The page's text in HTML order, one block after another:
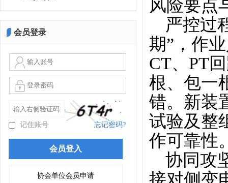
会员登录
记住账号 忘记密码?
风险要点
严控过
期”，作
CT、PT
根、包一
错。新装
试验及整
作可靠性
协同攻
接对侧变